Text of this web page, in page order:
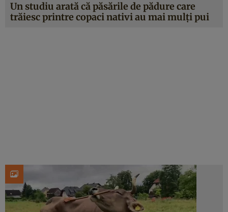
Un studiu arată că păsările de pădure care
trăiesc printre copaci nativi au mai mulți pui